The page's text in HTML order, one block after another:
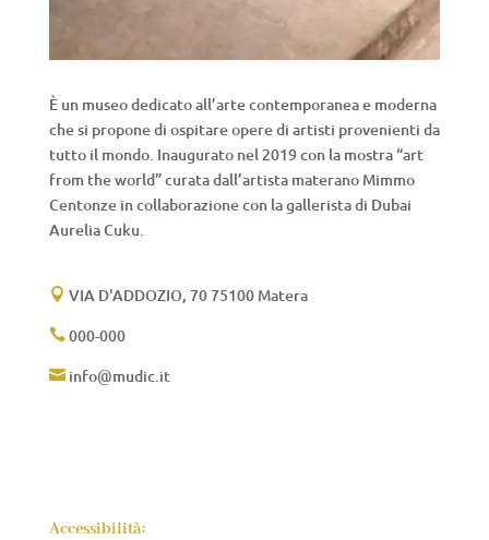
È un museo dedicato all’arte contemporanea e moderna
che si propone di ospitare opere di artisti provenienti da
tutto il mondo. Inaugurato nel 2019 con la mostra “art
from the world” curata dall’artista materano Mimmo
Centonze in collaborazione con la gallerista di Dubai
Aurelia Cuku.
 VIA D'ADDOZIO, 70 75100 Matera
000-000
info@mudic.it
Accessibilità: